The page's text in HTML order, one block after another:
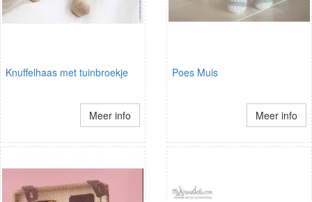
Knuffelhaas met tuinbroekje
Meer info
Poes Muis
Meer info